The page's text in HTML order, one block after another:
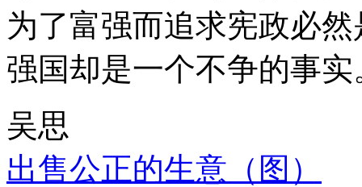
为了富强而追求宪政必
强国却是一个不争的事实
吴思
出售公正的生意（图）